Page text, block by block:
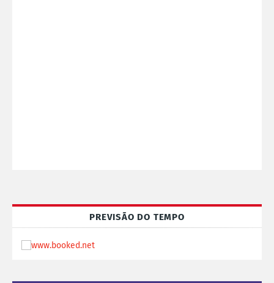
PREVISÃO DO TEMPO